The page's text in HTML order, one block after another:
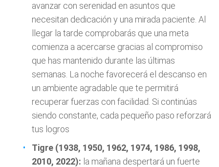
avanzar con serenidad en asuntos que
necesitan dedicación y una mirada paciente. Al
llegar la tarde comprobarás que una meta
comienza a acercarse gracias al compromiso
que has mantenido durante las últimas
semanas. La noche favorecerá el descanso en
un ambiente agradable que te permitirá
recuperar fuerzas con facilidad. Si continúas
siendo constante, cada pequeño paso reforzará
tus logros
Tigre (1938, 1950, 1962, 1974, 1986, 1998,
2010, 2022): la mañana despertará un fuerte